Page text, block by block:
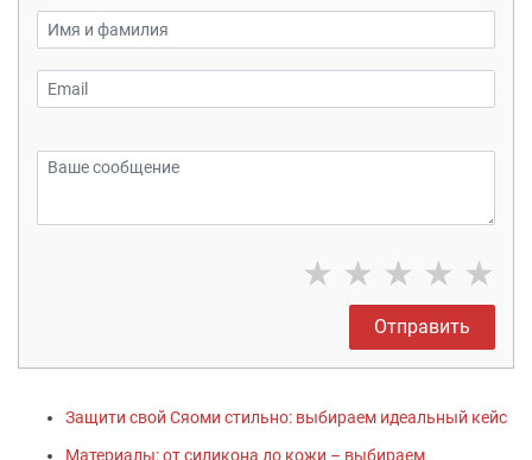
★ ★ ★ ★ ★
Отправить
Защити свой Сяоми стильно: выбираем идеальный кейс
Материалы: от силикона до кожи – выбираем